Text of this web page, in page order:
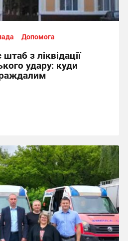
Допомога
з ліквідації
удару: куди